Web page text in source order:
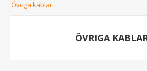
Övriga kablar
ÖVRIGA